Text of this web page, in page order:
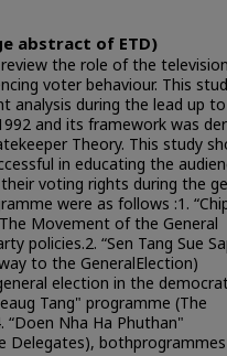
abstract of ETD)
the role of the
voter behaviour. This
analysis during the lead up
and its framework was
Theory. This study
in educating the
voting rights during the
were as follows :1.
Movement of the General
policies.2. “Sen Tang Sue
to the GeneralElection)
election in the
Tang" programme (The
Nha Ha Phuthan"
Delegates), bothprogrammes